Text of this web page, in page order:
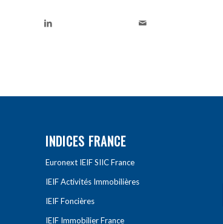
INDICES FRANCE
Euronext IEIF SIIC France
IEIF Activités Immobilières
IEIF Foncières
IEIF Immobilier France